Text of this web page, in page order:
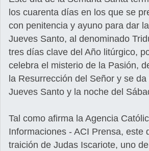
los cuarenta días en los que se
con penitencia y ayuno para dar
Jueves Santo, al denominado
tres días clave del Año litúrgico,
celebra el misterio de la Pasión,
la Resurrección del Señor y se
Jueves Santo y la noche del
Tal como afirma la Agencia
Informaciones - ACI Prensa, este
traición de Judas Iscariote, uno